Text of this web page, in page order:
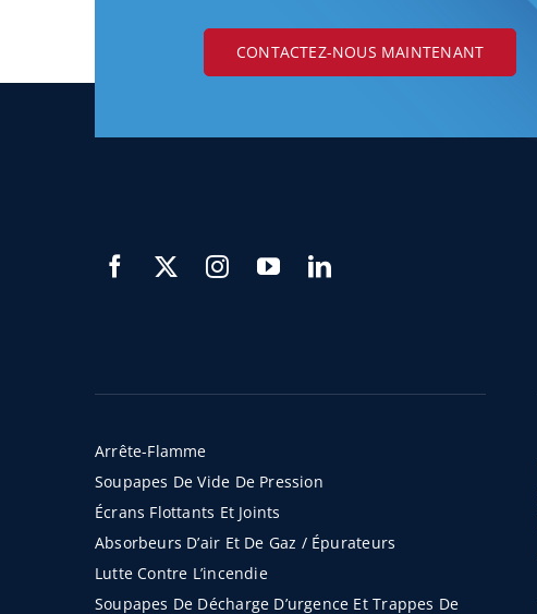
CONTACTEZ-NOUS MAINTENANT
Arrête-Flamme
Soupapes De Vide De Pression
Écrans Flottants Et Joints
Absorbeurs D’air Et De Gaz / Épurateurs
Lutte Contre L’incendie
Soupapes De Décharge D’urgence Et Trappes De